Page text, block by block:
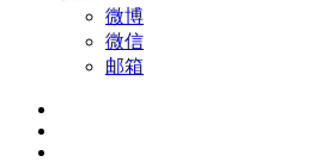
微博
微信
邮箱